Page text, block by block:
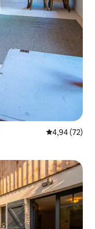
Gemiddelde
4,94 (72)